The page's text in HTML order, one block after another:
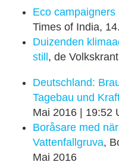
Eco
Times of India,
Duizenden
still , de
Deutschland:
Tagebau und
Mai 2016 | 19:52
Boråsare med
Vattenfallgruva,
Mai 2016